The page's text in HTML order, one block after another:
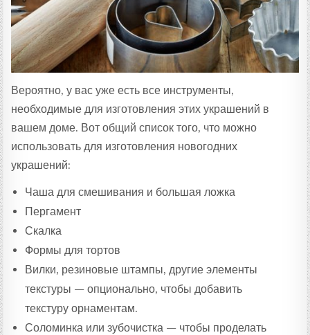
Вероятно, у вас уже есть все инструменты,
необходимые для изготовления этих украшений в
вашем доме. Вот общий список того, что можно
использовать для изготовления новогодних
украшений:
Чаша для смешивания и большая ложка
Пергамент
Скалка
Формы для тортов
Вилки, резиновые штампы, другие элементы
текстуры — опционально, чтобы добавить
текстуру орнаментам.
Соломинка или зубочистка — чтобы проделать